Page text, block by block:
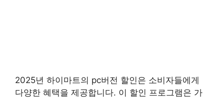
2025년 하이마트의 pc버전 할인은 소비자들에게
다양한 혜택을 제공합니다. 이 할인 프로그램은 가